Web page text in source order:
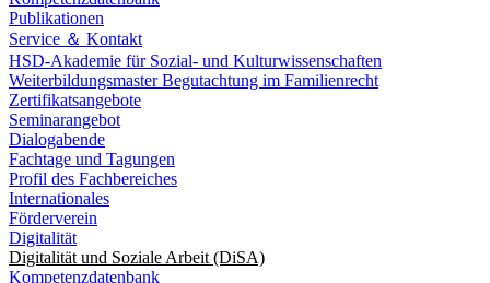
Publikationen
Service ＆ Kontakt
HSD-Akademie für Sozial- und Kulturwissenschaften
Weiterbildungsmaster Begutachtung im Familienrecht
Zertifikatsangebote
Seminarangebot
Dialogabende
Fachtage und Tagungen
Profil des Fachbereiches
Internationales
Förderverein
Digitalität
Digitalität und Soziale Arbeit (DiSA)
Kompetenzdatenbank